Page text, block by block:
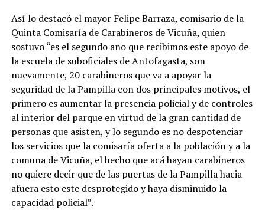
Así lo destacó el mayor Felipe Barraza, comisario de la
Quinta Comisaría de Carabineros de Vicuña, quien
sostuvo “es el segundo año que recibimos este apoyo de
la escuela de suboficiales de Antofagasta, son
nuevamente, 20 carabineros que va a apoyar la
seguridad de la Pampilla con dos principales motivos, el
primero es aumentar la presencia policial y de controles
al interior del parque en virtud de la gran cantidad de
personas que asisten, y lo segundo es no despotenciar
los servicios que la comisaría oferta a la población y a la
comuna de Vicuña, el hecho que acá hayan carabineros
no quiere decir que de las puertas de la Pampilla hacia
afuera esto este desprotegido y haya disminuido la
capacidad policial”.